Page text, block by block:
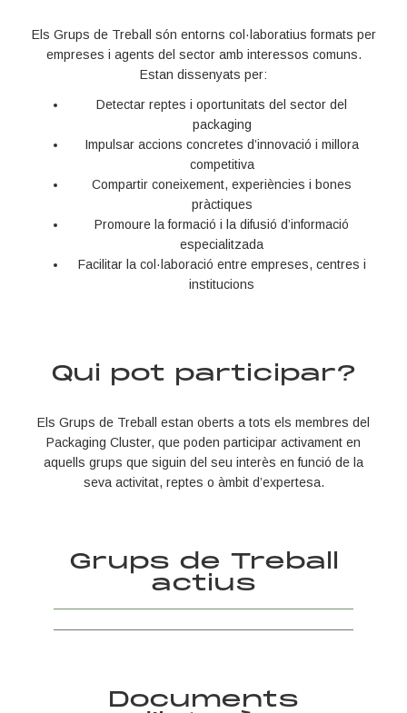
Els Grups de Treball són entorns col·laboratius formats per
empreses i agents del sector amb interessos comuns.
Estan dissenyats per:
Detectar reptes i oportunitats del sector del
packaging
Impulsar accions concretes d’innovació i millora
competitiva
Compartir coneixement, experiències i bones
pràctiques
Promoure la formació i la difusió d’informació
especialitzada
Facilitar la col·laboració entre empreses, centres i
institucions
Qui pot participar?
Els Grups de Treball estan oberts a tots els membres del
Packaging Cluster, que poden participar activament en
aquells grups que siguin del seu interès en funció de la
seva activitat, reptes o àmbit d’expertesa.
Grups de Treball
actius
Documents